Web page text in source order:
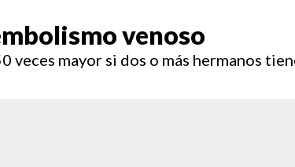
venoso
veces mayor si dos o más hermanos